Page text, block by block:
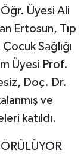
Öğr. Üyesi Ali
Ertosun, Tıp
Sağlığı
Üyesi Prof.
Doç. Dr.
ve
katıldı.